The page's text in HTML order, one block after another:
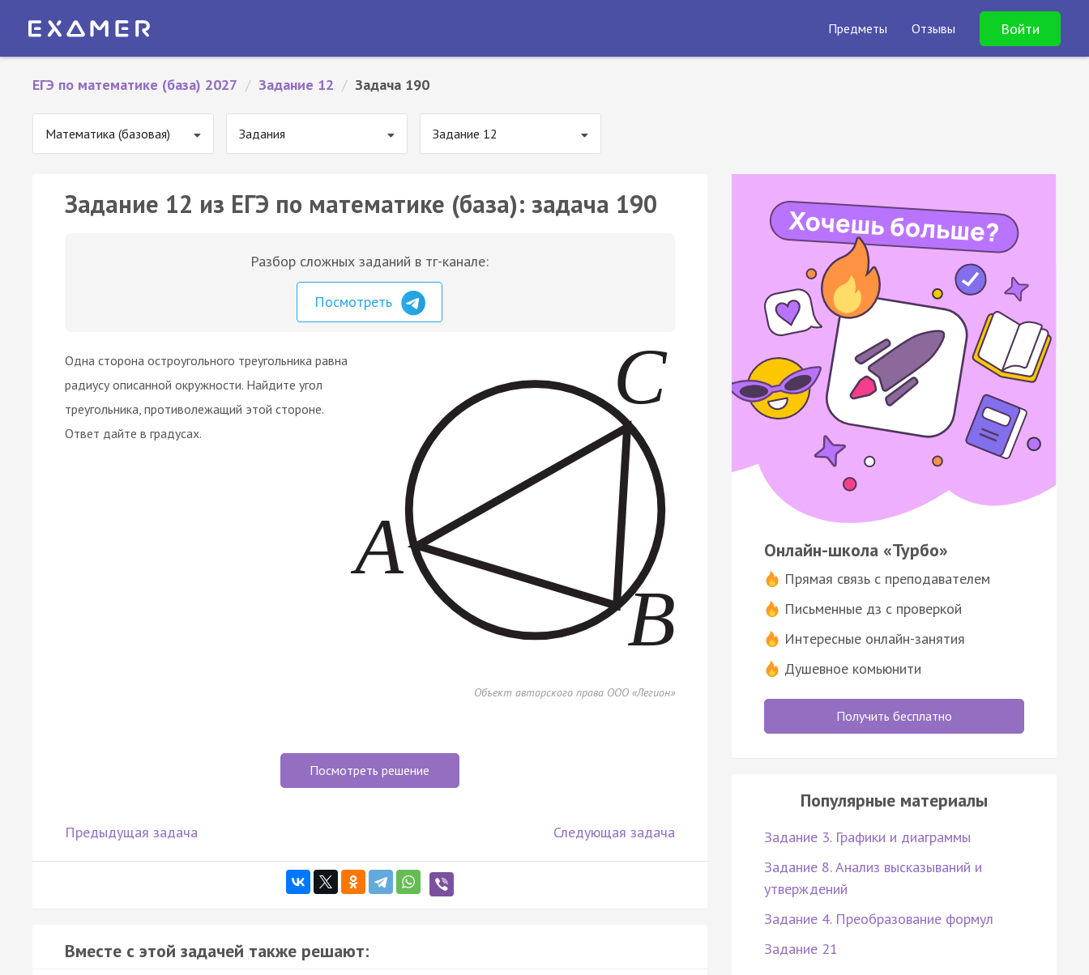
Предметы Отзывы Войти
ЕГЭ по математике (база) 2027 / Задание 12 / Задача 190
Математика (базовая) Задания Задание 12
Задание 12 из ЕГЭ по математике (база): задача 190
Разбор сложных заданий в тг-канале:
Посмотреть
Одна сторона остроугольного треугольника равна
радиусу описанной окружности. Найдите угол
треугольника, противолежащий этой стороне.
Ответ дайте в градусах.
Объект авторского права ООО «Легион»
Посмотреть решение
Предыдущая задача Следующая задача
Вместе с этой задачей также решают:
Онлайн-школа «Турбо»
Прямая связь с преподавателем
Письменные дз с проверкой
Интересные онлайн-занятия
Душевное комьюнити
Получить бесплатно
Популярные материалы
Задание 3. Графики и диаграммы
Задание 8. Анализ высказываний и
утверждений
Задание 4. Преобразование формул
Задание 21